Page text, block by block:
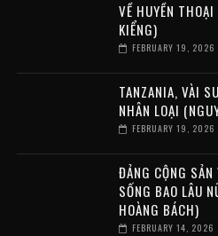
VỀ HUYỀN
KIỂNG)
FEBRUARY 19, 2026
TANZANIA, VÀI
NHÂN LOẠI
FEBRUARY 19, 2026
ĐẢNG CỘNG
SỐNG BAO LÂU
HOÀNG BÁCH)
FEBRUARY 14, 2026